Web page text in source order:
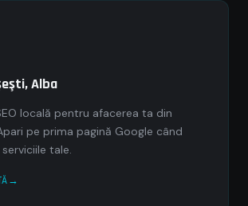
Alba
locală pentru afacerea ta din
pe prima pagină Google când
tale.